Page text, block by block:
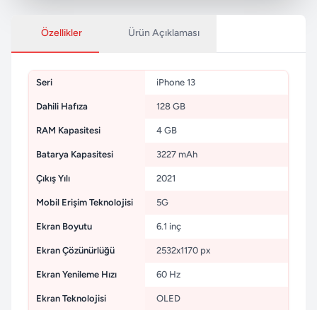
Özellikler Ürün Açıklaması
Seri iPhone 13
Dahili Hafıza 128 GB
RAM Kapasitesi 4 GB
Batarya Kapasitesi 3227 mAh
Çıkış Yılı 2021
Mobil Erişim Teknolojisi 5G
Ekran Boyutu 6.1 inç
Ekran Çözünürlüğü 2532x1170 px
Ekran Yenileme Hızı 60 Hz
Ekran Teknolojisi OLED